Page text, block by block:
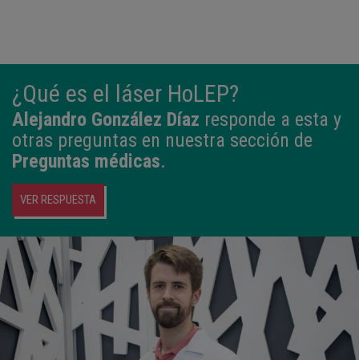
¿Qué es el láser HoLEP?
Alejandro González Díaz responde a esta y
otras preguntas en nuestra sección de
Preguntas médicas.
VER RESPUESTA